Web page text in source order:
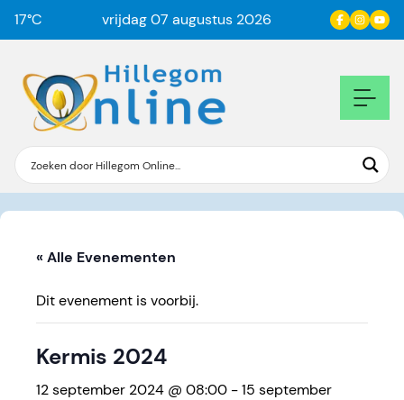
17°C vrijdag 07 augustus 2026
« Alle Evenementen
Dit evenement is voorbij.
Kermis 2024
12 september 2024 @ 08:00 -15 september